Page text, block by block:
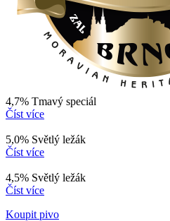
4,7% Tmavý speciál
Číst více
5,0% Světlý ležák
Číst více
4,5% Světlý ležák
Číst více
Koupit pivo